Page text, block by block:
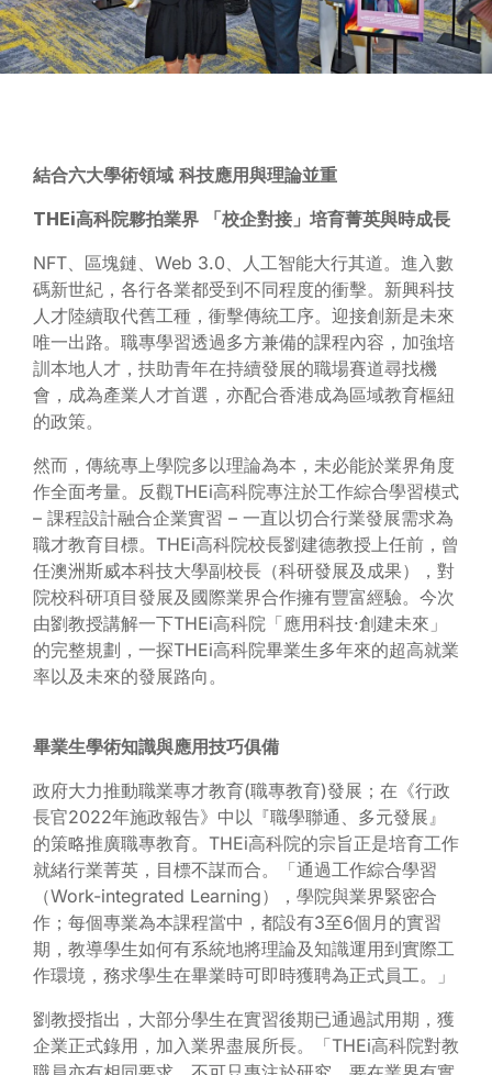
結合六大學術領域 科技應用與理論並重
THEi高科院夥拍業界
「校企對接」培育菁英與時成長
NFT、區塊鏈、Web 3.0、人工智能大行其道。進入數
碼新世紀，各行各業都受到不同程度的衝擊。新興科技
人才陸續取代舊工種，衝擊傳統工序。迎接創新是未來
唯一出路。職專學習透過多方兼備的課程內容，加強培
訓本地人才，扶助青年在持續發展的職場賽道尋找機
會，成為產業人才首選，亦配合香港成為區域教育樞紐
的政策。
然而，傳統專上學院多以理論為本，未必能於業界角度
作全面考量。反觀THEi高科院專注於工作綜合學習模式
– 課程設計融合企業實習 – 一直以切合行業發展需求為
職才教育目標。THEi高科院校長劉建德教授上任前，曾
任澳洲斯威本科技大學副校長（科研發展及成果），對
院校科研項目發展及國際業界合作擁有豐富經驗。今次
由劉教授講解一下THEi高科院「應用科技‧創建未來」
的完整規劃，一探THEi高科院畢業生多年來的超高就業
率以及未來的發展路向。
畢業生學術知識與應用技巧俱備
政府大力推動職業專才教育(職專教育)發展；在《行政
長官2022年施政報告》中以『職學聯通、多元發展』
的策略推廣職專教育。THEi高科院的宗旨正是培育工作
就緒行業菁英，目標不謀而合。「通過工作綜合學習
（Work-integrated Learning），學院與業界緊密合
作；每個專業為本課程當中，都設有3至6個月的實習
期，教導學生如何有系統地將理論及知識運用到實際工
作環境，務求學生在畢業時可即時獲聘為正式員工。」
劉教授指出，大部分學生在實習後期已通過試用期，獲
企業正式錄用，加入業界盡展所長。「THEi高科院對教